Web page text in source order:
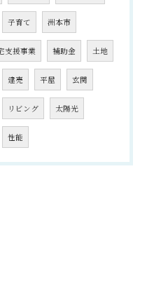
子育て 洲本市
支援事業 補助金 土地
建売 平屋 玄関
リビング 太陽光
性能